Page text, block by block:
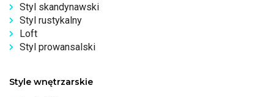
Styl skandynawski
Styl rustykalny
Loft
Styl prowansalski
Style wnętrzarskie